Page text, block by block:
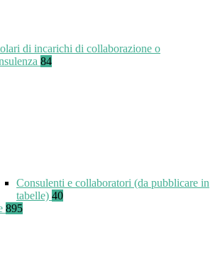
di incarichi di collaborazione o
84
Consulenti e collaboratori (da pubblicare in
tabelle) 40
895